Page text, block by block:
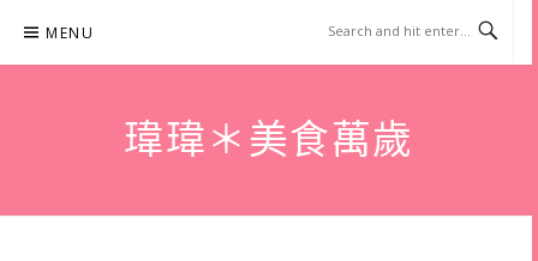
content
MENU
瑋瑋＊美食萬歲